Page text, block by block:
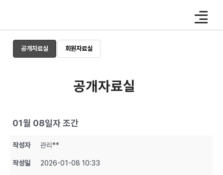
공개자료실 회원자료실
공개자료실
01월 08일자 조간
작성자 관리**
작성일 2026-01-08 10:33